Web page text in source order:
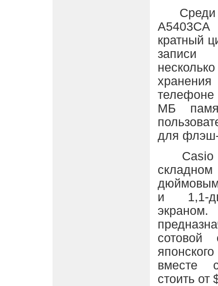
Среди
кратный
записи
МБ
для флэш-
Casio
и 1,1-
сотовой
вместе
стоить от